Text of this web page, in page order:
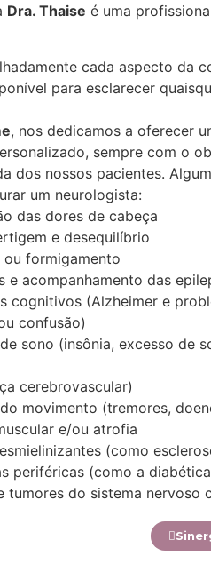
Dra. Thaise é uma
cada aspecto da
para esclarecer
, nos dedicamos a oferecer
sempre com o
dos nossos pacientes.
um neurologista:
das dores de cabeça
e desequilíbrio
ou formigamento
e acompanhamento das
cognitivos (Alzheimer e
confusão)
sono (insônia, excesso de
cerebrovascular)
movimento (tremores,
e/ou atrofia
(como
periféricas (como a
tumores do sistema nervoso